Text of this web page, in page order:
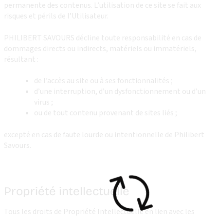
permanente des contenus. L’utilisation de ce site se fait aux
risques et périls de l’Utilisateur.
PHILIBERT SAVOURS décline toute responsabilité en cas de
dommages directs ou indirects, matériels ou immatériels,
résultant :
de l’accès au site ou à ses fonctionnalités ;
d’une interruption, d’un dysfonctionnement ou d’un
virus ;
ou de tout contenu provenant de sites liés ;
excepté en cas de faute lourde ou intentionnelle de Philibert
Savours.
Propriété intellectuelle
Tous les droits de Propriété Intellectuelle en lien avec les